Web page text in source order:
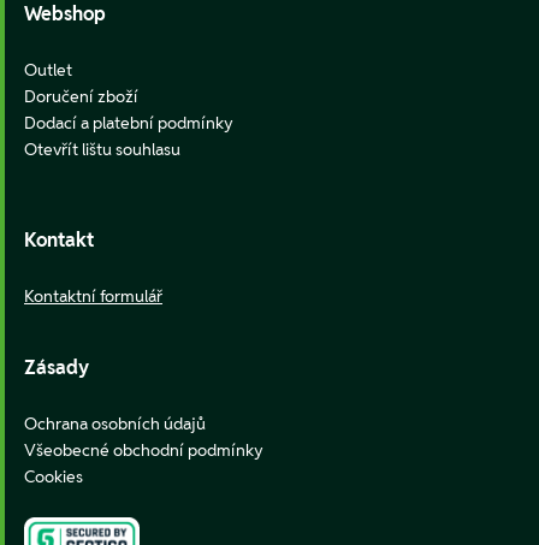
Webshop
Outlet
Doručení zboží
Dodací a platební podmínky
Otevřít lištu souhlasu
Kontakt
Kontaktní formulář
Zásady
Ochrana osobních údajů
Všeobecné obchodní podmínky
Cookies